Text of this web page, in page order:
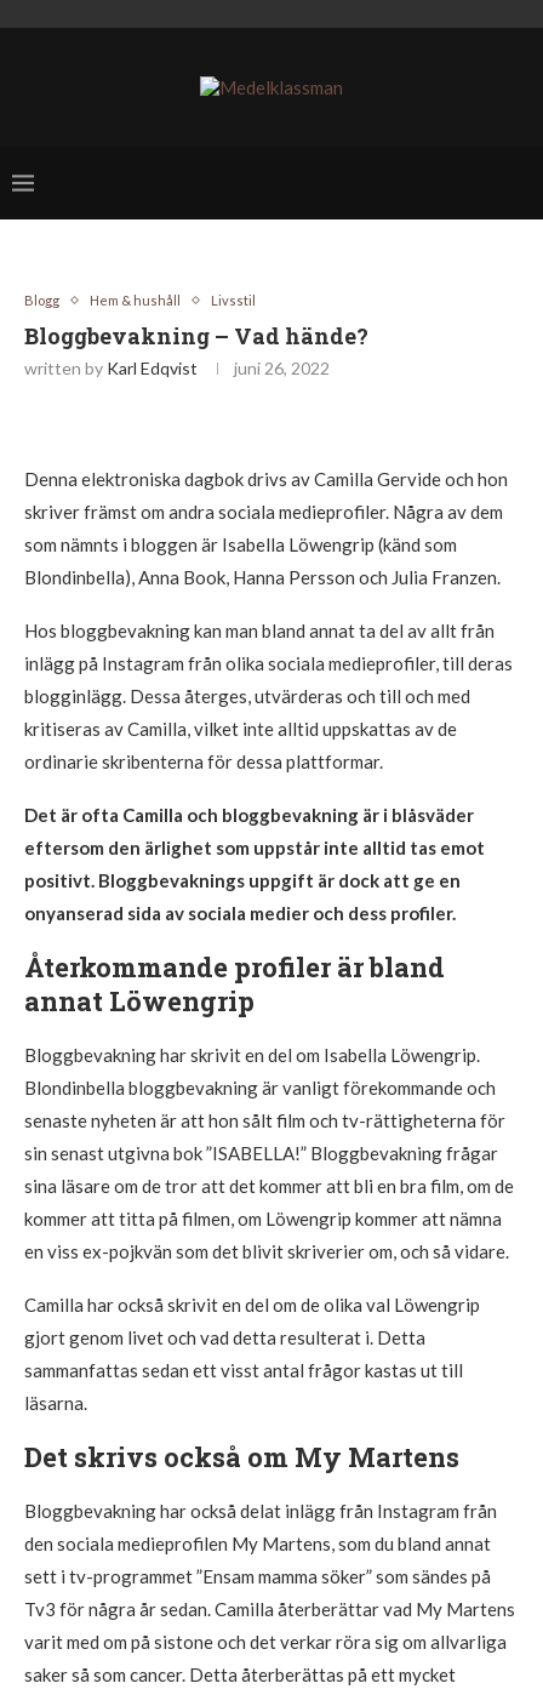
Blogg Hem & hushåll Livsstil
Bloggbevakning – Vad hände?
written by Karl Edqvist juni 26, 2022
Denna elektroniska dagbok drivs av Camilla Gervide och hon
skriver främst om andra sociala medieprofiler. Några av dem
som nämnts i bloggen är Isabella Löwengrip (känd som
Blondinbella), Anna Book, Hanna Persson och Julia Franzen.
Hos bloggbevakning kan man bland annat ta del av allt från
inlägg på Instagram från olika sociala medieprofiler, till deras
blogginlägg. Dessa återges, utvärderas och till och med
kritiseras av Camilla, vilket inte alltid uppskattas av de
ordinarie skribenterna för dessa plattformar.
Det är ofta Camilla och bloggbevakning är i blåsväder
eftersom den ärlighet som uppstår inte alltid tas emot
positivt. Bloggbevaknings uppgift är dock att ge en
onyanserad sida av sociala medier och dess profiler.
Återkommande profiler är bland
annat Löwengrip
Bloggbevakning har skrivit en del om Isabella Löwengrip.
Blondinbella bloggbevakning är vanligt förekommande och
senaste nyheten är att hon sålt film och tv-rättigheterna för
sin senast utgivna bok ”ISABELLA!” Bloggbevakning frågar
sina läsare om de tror att det kommer att bli en bra film, om de
kommer att titta på filmen, om Löwengrip kommer att nämna
en viss ex-pojkvän som det blivit skriverier om, och så vidare.
Camilla har också skrivit en del om de olika val Löwengrip
gjort genom livet och vad detta resulterat i. Detta
sammanfattas sedan ett visst antal frågor kastas ut till
läsarna.
Det skrivs också om My Martens
Bloggbevakning har också delat inlägg från Instagram från
den sociala medieprofilen My Martens, som du bland annat
sett i tv-programmet ”Ensam mamma söker” som sändes på
Tv3 för några år sedan. Camilla återberättar vad My Martens
varit med om på sistone och det verkar röra sig om allvarliga
saker så som cancer. Detta återberättas på ett mycket